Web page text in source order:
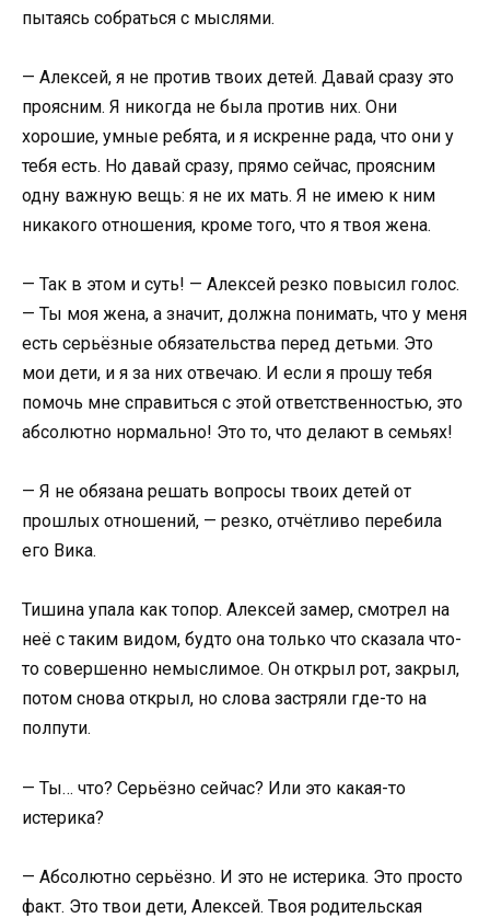
пытаясь собраться с мыслями.
— Алексей, я не против твоих детей. Давай сразу это
проясним. Я никогда не была против них. Они
хорошие, умные ребята, и я искренне рада, что они у
тебя есть. Но давай сразу, прямо сейчас, проясним
одну важную вещь: я не их мать. Я не имею к ним
никакого отношения, кроме того, что я твоя жена.
— Так в этом и суть! — Алексей резко повысил голос.
— Ты моя жена, а значит, должна понимать, что у меня
есть серьёзные обязательства перед детьми. Это
мои дети, и я за них отвечаю. И если я прошу тебя
помочь мне справиться с этой ответственностью, это
абсолютно нормально! Это то, что делают в семьях!
— Я не обязана решать вопросы твоих детей от
прошлых отношений, — резко, отчётливо перебила
его Вика.
Тишина упала как топор. Алексей замер, смотрел на
неё с таким видом, будто она только что сказала что-
то совершенно немыслимое. Он открыл рот, закрыл,
потом снова открыл, но слова застряли где-то на
полпути.
— Ты… что? Серьёзно сейчас? Или это какая-то
истерика?
— Абсолютно серьёзно. И это не истерика. Это просто
факт. Это твои дети, Алексей. Твоя родительская